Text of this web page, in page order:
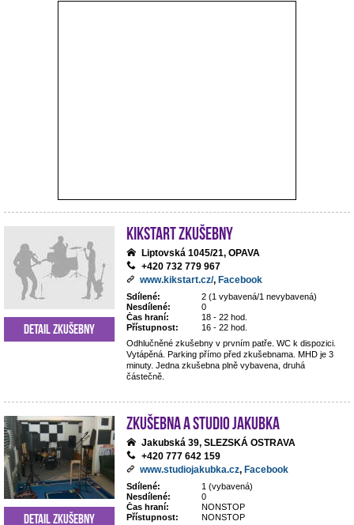
Kikstart zkušebny
Liptovská 1045/21, OPAVA
+420 732 779 967
www.kikstart.cz/, Facebook
Sdílené:
2 (1 vybavená/1 nevybavená)
Nesdílené:
0
Čas hraní:
18 - 22 hod.
Přístupnost:
16 - 22 hod.
Odhlučněné zkušebny v prvním patře. WC k dispozici.
Vytápěná. Parking přímo před zkušebnama. MHD je 3
minuty. Jedna zkušebna plně vybavena, druhá
částečně.
Detail zkušebny
Zkušebna a studio Jakubka
Jakubská 39, SLEZSKÁ OSTRAVA
+420 777 642 159
www.studiojakubka.cz, Facebook
Sdílené:
1 (vybavená)
Nesdílené:
0
Čas hraní:
NONSTOP
Přístupnost:
NONSTOP
Detail zkušebny